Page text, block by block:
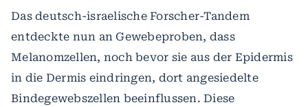
Das deutsch-israelische Forscher-Tandem
entdeckte nun an Gewebeproben, dass
Melanomzellen, noch bevor sie aus der Epidermis
in die Dermis eindringen, dort angesiedelte
Bindegewebszellen beeinflussen. Diese